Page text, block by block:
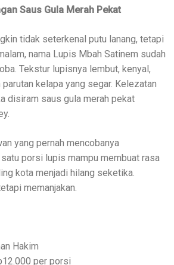
Saus Gula Merah Pekat
tidak seterkenal putu lanang, tetapi
nama Lupis Mbah Satinem sudah
Tekstur lupisnya lembut, kenyal,
kelapa yang segar. Kelezatan
disiram saus gula merah pekat
yang pernah mencobanya
porsi lupis mampu membuat rasa
kota menjadi hilang seketika.
memanjakan.
Hakim
per porsi